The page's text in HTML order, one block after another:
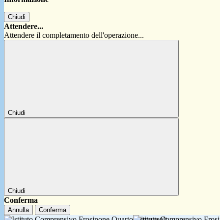
Chiudi
Attendere...
Attendere il completamento dell'operazione...
Chiudi
Chiudi
Conferma
Annulla Conferma